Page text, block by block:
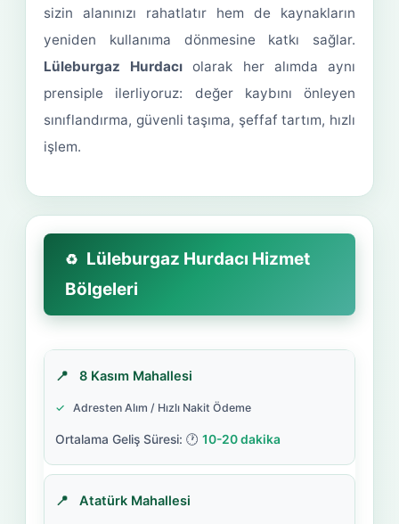
sizin alanınızı rahatlatır hem de kaynakların
yeniden kullanıma dönmesine katkı sağlar.
Lüleburgaz Hurdacı olarak her alımda aynı
prensiple ilerliyoruz: değer kaybını önleyen
sınıflandırma, güvenli taşıma, şeffaf tartım, hızlı
işlem.
Lüleburgaz Hurdacı Hizmet
Bölgeleri
8 Kasım Mahallesi
Adresten Alım / Hızlı Nakit Ödeme
10-20 dakika
Atatürk Mahallesi